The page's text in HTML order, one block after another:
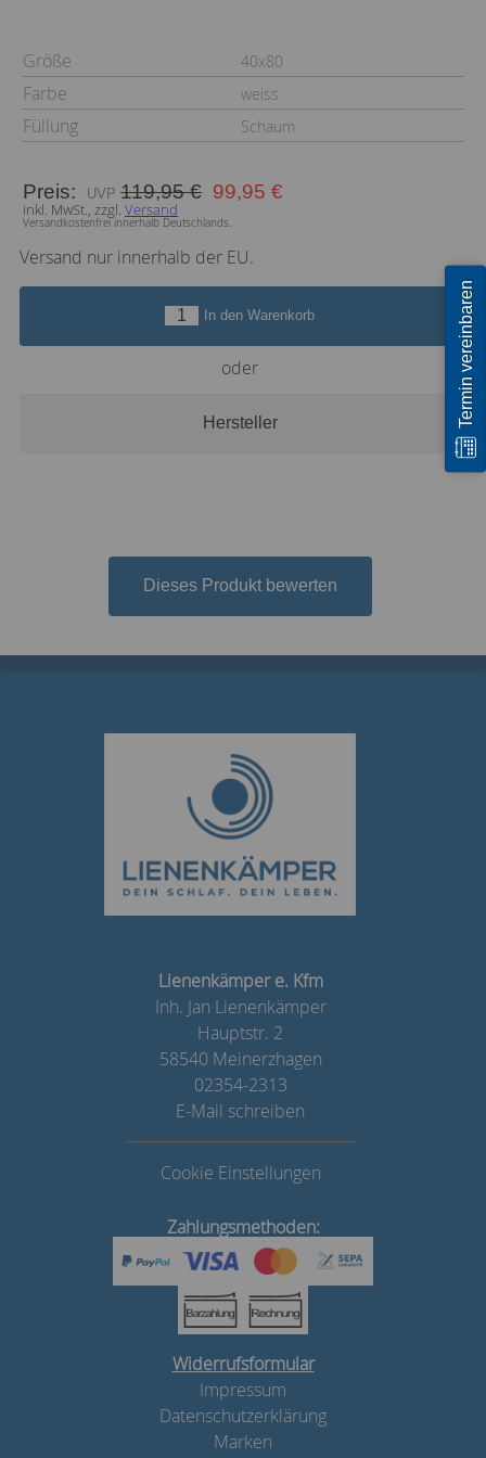
Größe 40x80
Farbe weiss
Füllung Schaum
Preis: 119,95 € 99,95 €
inkl. MwSt., zzgl. Versand
Versandkostenfrei innerhalb Deutschlands.
Versand nur innerhalb der EU.
In den Warenkorb
oder
Hersteller
Dieses Produkt bewerten
Lienenkämper e. Kfm
Inh. Jan Lienenkämper
Hauptstr. 2
58540 Meinerzhagen
02354-2313
E-Mail schreiben
Cookie Einstellungen
Zahlungsmethoden:
Widerrufsformular
Impressum
Datenschutzerklärung
Marken
Termin vereinbaren